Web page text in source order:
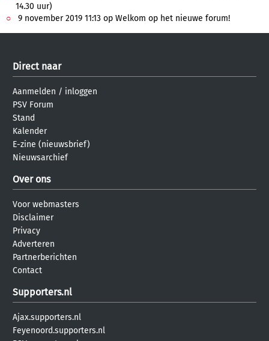
14.30 uur)
9 november 2019 11:13 op Welkom op het nieuwe forum!
Direct naar
Aanmelden / inloggen
PSV Forum
Stand
Kalender
E-zine (nieuwsbrief)
Nieuwsarchief
Over ons
Voor webmasters
Disclaimer
Privacy
Adverteren
Partnerberichten
Contact
Supporters.nl
Ajax.supporters.nl
Feyenoord.supporters.nl